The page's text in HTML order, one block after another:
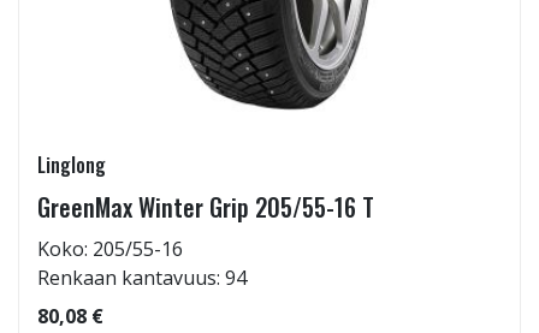
Linglong
GreenMax Winter Grip 205/55-16 T
Koko: 205/55-16
Renkaan kantavuus: 94
80,08 €